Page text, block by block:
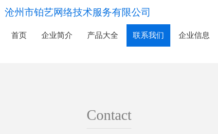
沧州市铂艺网络技术服务有限公司
首页 企业简介 产品大全 联系我们 企业信息
Contact